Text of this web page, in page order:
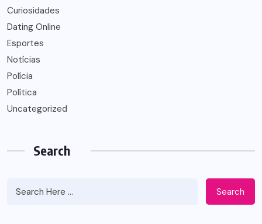
Curiosidades
Dating Online
Esportes
Notícias
Polícia
Política
Uncategorized
Search
Search